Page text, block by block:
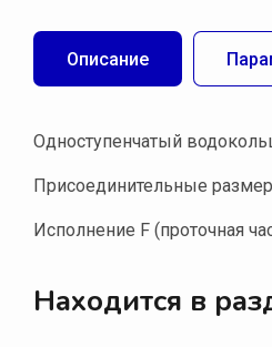
Описание
Одноступенчатый
Присоединительные
Исполнение F (проточная
Находится в